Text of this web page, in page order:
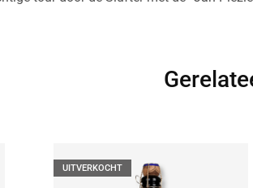
UITVERKOCHT